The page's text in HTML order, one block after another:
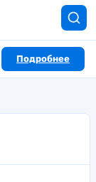
Подробнее